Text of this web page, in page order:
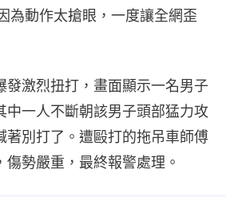
為動作太搶眼，一度讓全網歪
發激烈扭打，畫面顯示一名男子
中一人不斷朝該男子頭部猛力攻
著別打了。遭毆打的拖吊車師傅
勢嚴重，最終報警處理。